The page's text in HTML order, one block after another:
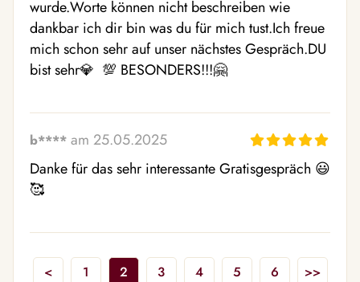
wurde.Worte können nicht beschreiben wie
dankbar ich dir bin was du für mich tust.Ich freue
mich schon sehr auf unser nächstes Gespräch.DU
bist sehr💎  💯 BESONDERS!!!🤗
b**** am 25.05.2025
Danke für das sehr interessante Gratisgespräch 😃
🥰
< 1 2 3 4 5 6 >>